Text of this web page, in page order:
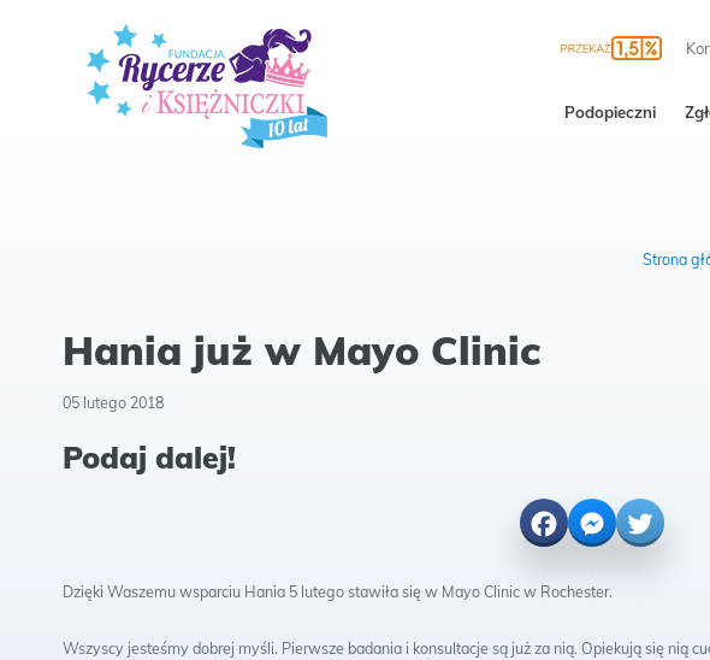
Podopieczni
Strona
Hania już w Mayo Clinic
05 lutego 2018
Podaj dalej!
FacebookMessenger
Twitter
Dzięki Waszemu wsparciu Hania 5 lutego stawiła się w Mayo Clinic w Rochester.
Wszyscy jesteśmy dobrej myśli. Pierwsze badania i konsultacje są już za nią. Opiekują się nią